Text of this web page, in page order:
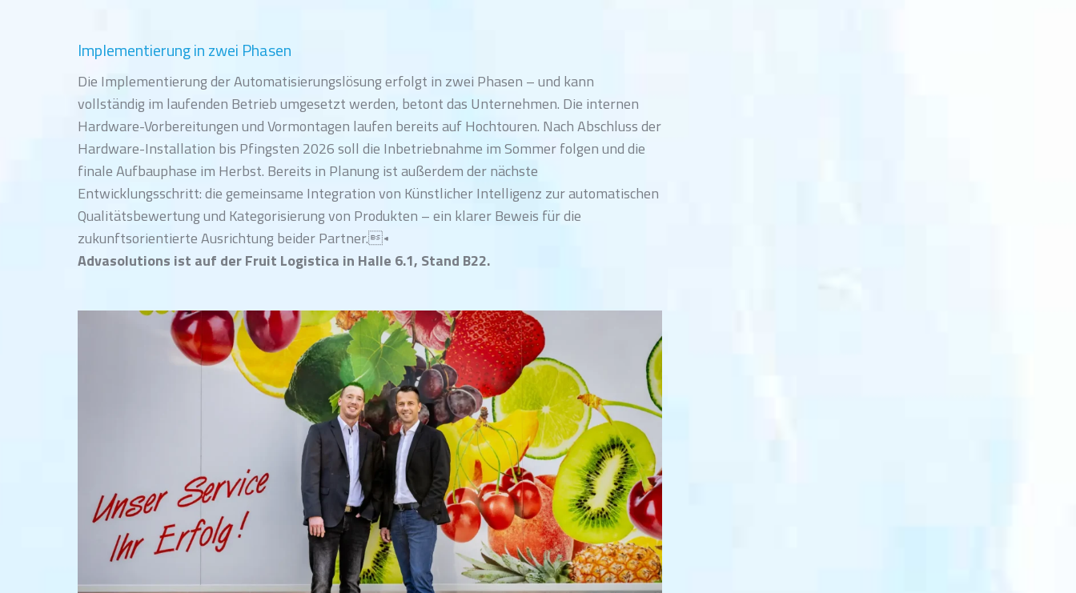
Implementierung in zwei Phasen
Die Implementierung der Automatisierungslösung erfolgt in zwei Phasen – und kann
vollständig im laufenden Betrieb umgesetzt werden, betont das Unternehmen. Die internen
Hardware-Vorbereitungen und Vormontagen laufen bereits auf Hochtouren. Nach Abschluss der
Hardware-Installation bis Pfingsten 2026 soll die Inbetriebnahme im Sommer folgen und die
finale Aufbauphase im Herbst. Bereits in Planung ist außerdem der nächste
Entwicklungsschritt: die gemeinsame Integration von Künstlicher Intelligenz zur automatischen
Qualitätsbewertung und Kategorisierung von Produkten – ein klarer Beweis für die
zukunftsorientierte Ausrichtung beider Partner.◂
Advasolutions ist auf der Fruit Logistica in Halle 6.1, Stand B22.